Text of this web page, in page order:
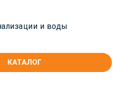
и воды
КАТАЛОГ